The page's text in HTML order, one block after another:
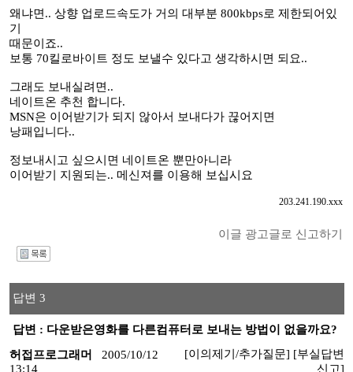
왜냐면.. 상향 업로드속도가 거의 대부분 800kbps로 제한되어있
기
때문이죠..
보통 70킬로바이트 정도 보낼수 있다고 생각하시면 되요..
그래도 보내실려면..
네이트온 추천 합니다.
MSN은 이어받기가 되지 않아서 보내다가 끊어지면
낭패입니다..
정보내시고 싶으시면 네이트온 뿐만아니라
이어받기 지원되는.. 메신져를 이용해 보십시요
203.241.190.xxx
이글 광고글로 신고하기
답변 3
답변 : 다운받은영화를 다른컴퓨터로 보내는 방법이 없을까요?
허접프로그래머
2005/10/12
13:14
[이의제기/추가질문] [부실답변
신고]